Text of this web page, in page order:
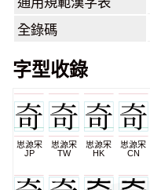
全錄碼
字型收錄
思源宋
JP
思源宋
TW
思源宋
HK
思源宋
CN